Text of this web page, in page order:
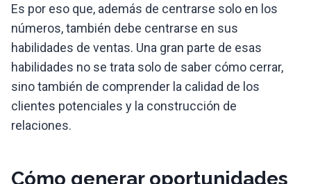
Es por eso que, además de centrarse solo en los
números, también debe centrarse en sus
habilidades de ventas. Una gran parte de esas
habilidades no se trata solo de saber cómo cerrar,
sino también de comprender la calidad de los
clientes potenciales y la construcción de
relaciones.
Cómo generar oportunidades